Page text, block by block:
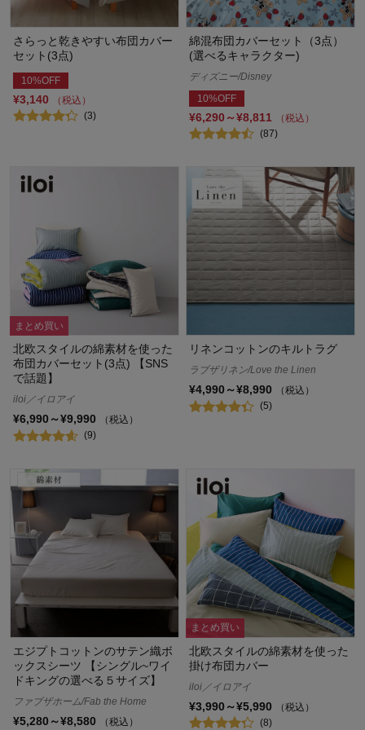
さらっと乾きやすい布団カバー
セット(3点)
10%OFF
¥3,140
（税込）
(3)
綿混布団カバーセット（3点）
(選べるキャラクター)
ディズニー/Disney
10%OFF
¥6,290～¥8,811
（税込）
(87)
まとめ買い
北欧スタイルの綿素材を使った
布団カバーセット(3点) 【SNS
で話題】
iloi／イロアイ
¥6,990～¥9,990
（税込）
(9)
リネンコットンのキルトラグ
ラブザリネン/Love the Linen
¥4,990～¥8,990
（税込）
(5)
エジプトコットンのサテン織ボ
ックスシーツ 【シングル~ワイ
ドキングの選べる５サイズ】
ファブザホーム/Fab the Home
¥5,280～¥8,580
（税込）
まとめ買い
北欧スタイルの綿素材を使った
掛け布団カバー
iloi／イロアイ
¥3,990～¥5,990
（税込）
(8)